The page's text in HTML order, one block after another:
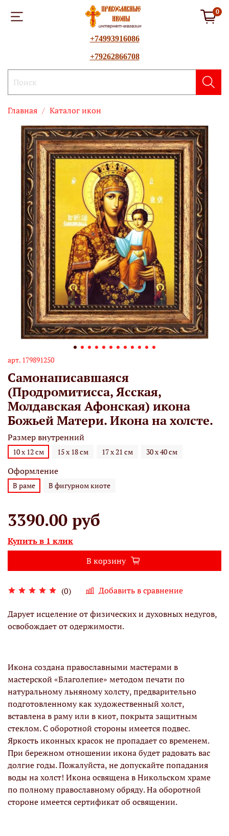
0
+74993916086
+79262866708
Главная Каталог икон
арт. 179891250
Самонаписавшаяся
(Продромитисса, Ясская,
Молдавская Афонская) икона
Божьей Матери. Икона на холсте.
(0) Добавить в сравнение
Размер внутренний
10 х 12 см 15 х 18 см 17 х 21 см 30 х 40 см
Оформление
В раме В фигурном киоте
3390.00 руб
Купить в 1 клик
В корзину
Дарует исцеление от физических и духовных недугов,
освобождает от одержимости.
Икона создана православными мастерами в
мастерской «Благолепие» методом печати по
натуральному льняному холсту, предварительно
подготовленному как художественный холст,
вставлена в раму или в киот, покрыта защитным
стеклом. С оборотной стороны имеется подвес.
Яркость иконных красок не пропадает со временем.
При бережном отношении икона будет радовать вас
долгие годы. Пожалуйста, не допускайте попадания
воды на холст! Икона освящена в Никольском храме
по полному православному обряду. На оборотной
стороне имеется сертификат об освящении.